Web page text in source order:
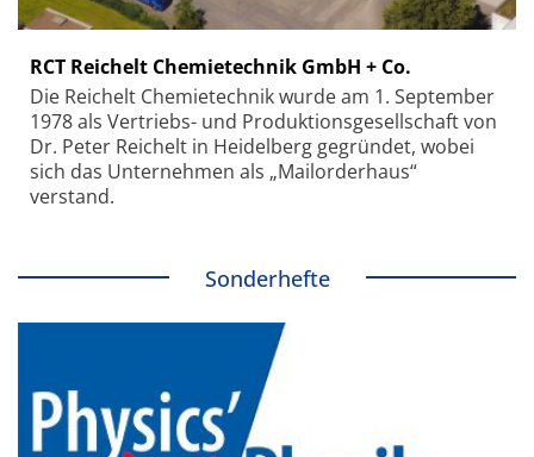
RCT Reichelt Chemietechnik GmbH + Co.
Die Reichelt Chemietechnik wurde am 1. September
1978 als Vertriebs- und Produktionsgesellschaft von
Dr. Peter Reichelt in Heidelberg gegründet, wobei
sich das Unternehmen als „Mailorderhaus“
verstand.
Sonderhefte